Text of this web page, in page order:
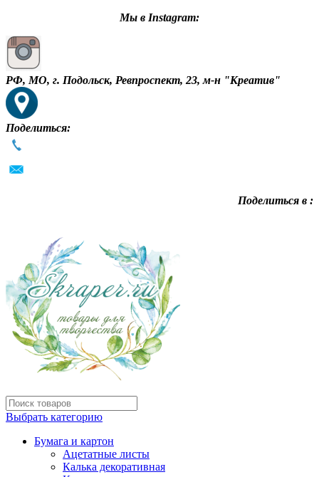
Мы в Instagram:
РФ, МО, г. Подольск, Ревпроспект, 23, м-н "Креатив"
Поделиться:
Поделиться в :
Выбрать категорию
Бумага и картон
Ацетатные листы
Калька декоративная